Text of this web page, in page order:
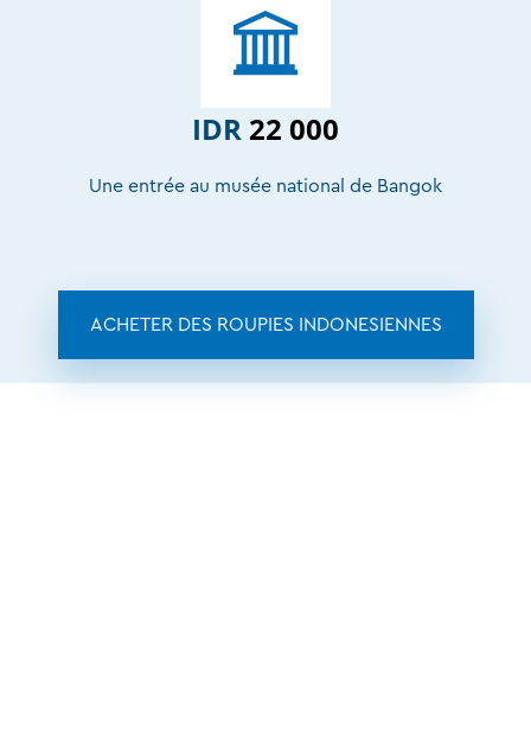
IDR 22 000
Une entrée au musée national de Bangok
ACHETER DES ROUPIES INDONESIENNES